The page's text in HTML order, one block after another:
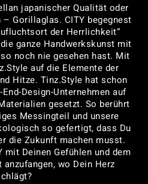
japanischer Qualität oder
Gorillaglas. CITY begegnest
der Herrlichkeit“
ganze Handwerkskunst mit
noch nie gesehen hast. Mit
auf die Elemente der
Hitze. Tinz.Style hat schon
Design-Unternehmen auf
gesetzt. So berührt
Messingteil und unsere
so gefertigt, dass Du
die Zukunft machen musst.
mit Deinen Gefühlen und dem
wo Dein Herz